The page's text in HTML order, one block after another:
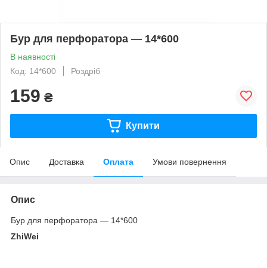
Бур для перфоратора — 14*600
В наявності
Код: 14*600
Роздріб
159 ₴
Купити
Опис Доставка Оплата Умови повернення
Опис
Бур для перфоратора — 14*600
ZhiWei